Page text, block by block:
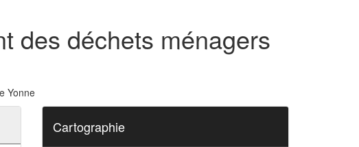
des déchets ménagers
Yonne
Cartographie